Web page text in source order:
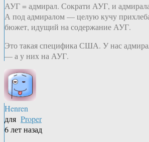
АУГ = адмирал. Сократи АУГ, и адмирала
А под адмиралом — целую кучу
бюжет, идущий на содержание АУГ.
Это такая специфика США. У нас
— а у них на АУГ.
Henren
для Proper
6 лет назад